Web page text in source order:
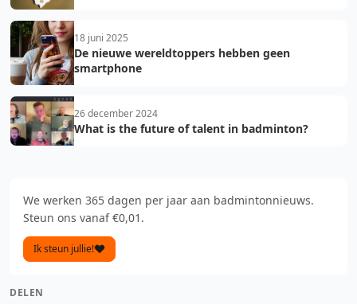
18 juni 2025
De nieuwe wereldtoppers hebben geen
smartphone
26 december 2024
What is the future of talent in badminton?
We werken 365 dagen per jaar aan badmintonnieuws.
Steun ons vanaf €0,01.
Ik steun jullie!
DELEN